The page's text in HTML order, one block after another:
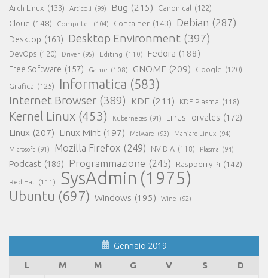
Arch Linux (133) Articoli (99) Bug (215) Canonical (122)
Cloud (148) Computer (104) Container (143) Debian (287)
Desktop (163) Desktop Environment (397)
DevOps (120) Driver (95) Editing (110) Fedora (188)
Free Software (157) Game (108) GNOME (209) Google (120)
Grafica (125) Informatica (583)
Internet Browser (389) KDE (211) KDE Plasma (118)
Kernel Linux (453) Kubernetes (91) Linus Torvalds (172)
Linux (207) Linux Mint (197) Malware (93) Manjaro Linux (94)
Microsoft (91) Mozilla Firefox (249) NVIDIA (118) Plasma (94)
Podcast (186) Programmazione (245) Raspberry Pi (142)
Red Hat (111) SysAdmin (1975)
Ubuntu (697) Windows (195) Wine (92)
Gennaio 2019
L
M M G V S
D